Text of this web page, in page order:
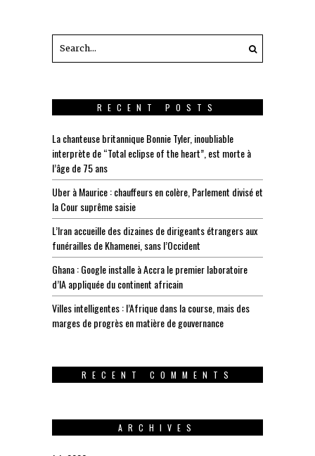
RECENT POSTS
La chanteuse britannique Bonnie Tyler, inoubliable
interprète de “Total eclipse of the heart”, est morte à
l’âge de 75 ans
Uber à Maurice : chauffeurs en colère, Parlement divisé et
la Cour suprême saisie
L’Iran accueille des dizaines de dirigeants étrangers aux
funérailles de Khamenei, sans l’Occident
Ghana : Google installe à Accra le premier laboratoire
d’IA appliquée du continent africain
Villes intelligentes : l’Afrique dans la course, mais des
marges de progrès en matière de gouvernance
RECENT COMMENTS
ARCHIVES